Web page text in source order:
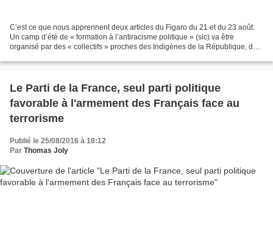
C’est ce que nous apprennent deux articles du Figaro du 21 et du 23 août.
Un camp d’été de « formation à l’antiracisme politique » (sic) va être
organisé par des « collectifs » proches des Indigènes de la République, du
Le Parti de la France, seul parti politique
favorable à l'armement des Français face au
terrorisme
Publié le 25/08/2016 à 18:12
Par Thomas Joly